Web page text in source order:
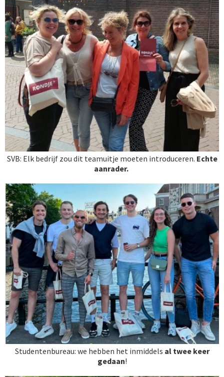
SVB: Elk bedrijf zou dit teamuitje moeten introduceren. Echte
aanrader.
Studentenbureau: we hebben het inmiddels al twee keer
gedaan!